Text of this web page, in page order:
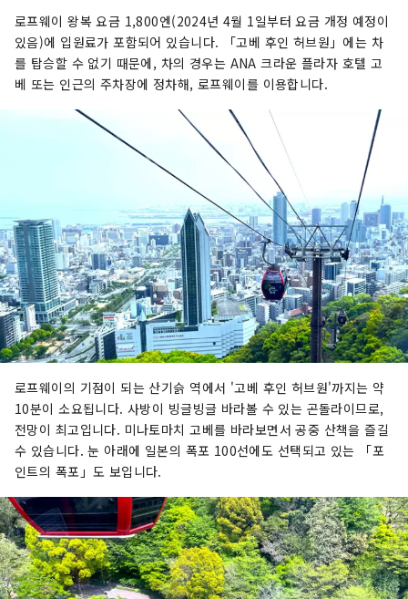
로프웨이 왕복 요금 1,800엔(2024년 4월 1일부터 요금 개정 예정이
있음)에 입원료가 포함되어 있습니다. 「고베 후인 허브원」에는 차
를 탑승할 수 없기 때문에, 차의 경우는 ANA 크라운 플라자 호텔 고
베 또는 인근의 주차장에 정차해, 로프웨이를 이용합니다.
로프웨이의 기점이 되는 산기슭 역에서 '고베 후인 허브원'까지는 약
10분이 소요됩니다. 사방이 빙글빙글 바라볼 수 있는 곤돌라이므로,
전망이 최고입니다. 미나토마치 고베를 바라보면서 공중 산책을 즐길
수 있습니다. 눈 아래에 일본의 폭포 100선에도 선택되고 있는 「포
인트의 폭포」도 보입니다.